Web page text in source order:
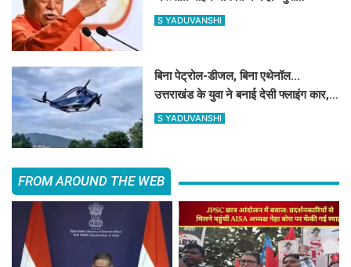
प्रदर्शनकारियों को 'देशविरोधी' कहना गलत
S YADUVANSHI
बिना पेट्रोल-डीजल, बिना एथेनॉल...
उत्तराखंड के युवा ने बनाई देसी फ्लाइंग कार,
टेस्ट फ्लाइट का वीडियो वायरल
S YADUVANSHI
FROM AROUND THE WEB